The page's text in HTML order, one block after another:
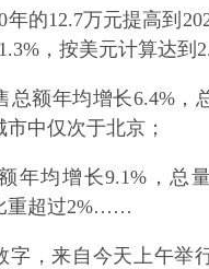
年的12.7万元提高到
，按美元计算达到
总额年均增长6.4%，
中仅次于北京；
年均增长9.1%，总
重超过2%……
字，来自今天上午举